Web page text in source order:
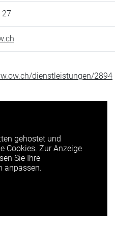
27
dienstleistungen/2894
gehostet und
Cookies. Zur Anzeige
Sie Ihre
anpassen.